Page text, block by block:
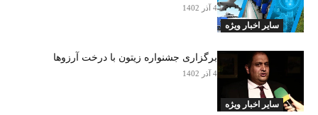
سایر اخبار ویژه
4 آذر 1402
سایر اخبار ویژه
برگزاری جشنواره زیتون با درخت آرزوها
4 آذر 1402